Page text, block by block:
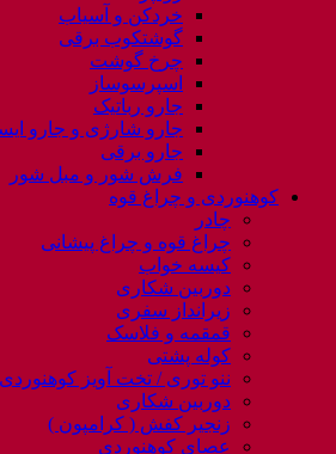
خردکن و آسیاب
گوشتکوب برقی
چرخ گوشت
اسپرسوساز
جارو رباتیک
جارو شارژی و جارو
جارو برقی
فرش شور و مبل شور
کوهنوردی و چراغ قوه
چادر
چراغ قوه و چراغ پیشانی
کیسه خواب
دوربین شکاری
زیرانداز سفری
قمقمه و فلاسک
کوله پشتی
ننو توری / تخت آویز
دوربین شکاری
زنجیر کفش ( کرامپون )
عصای کوهنوردی